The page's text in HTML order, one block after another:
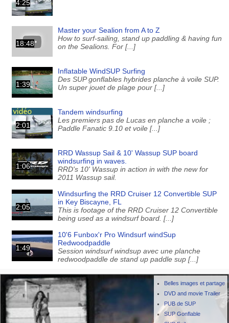
4:25
18:48
Master your Sealion from A to Z
How to surf-sailing, stand up paddling & having fun
on the Sealions. For [...]
1:39
Inflatable WindSUP Surfing
Des SUP gonflables hybrides planche à voile SUP.
Un super jouet de plage pour [...]
2:01
Tandem windsurfing
Les premiers pas de Lucas en planche a voile ;
Paddle Fanatic 9.10 et voile [...]
1:06
RRD Wassup Sail & 10' Wassup SUP board
windsurfing in waves.
RRD's 10' Wassup in action in with the new for
2011 Wassup sail.
2:05
Windsurfing the RRD Cruiser 12 Convertible SUP
in Key Biscayne, FL
This is footage of the RRD Cruiser 12 Convertible
being used as a windsurf board. [...]
1:49
10'6 Funbox'r Pro Windsurf windSup
Redwoodpaddle
Session windsurf windsup avec une planche
redwoodpaddle de stand up paddle sup [...]
Belles images et partage
DVD and movie Trailer
PUB de SUP
SUP Gonflable